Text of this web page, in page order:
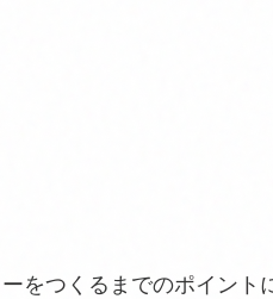
つくるまでのポイント